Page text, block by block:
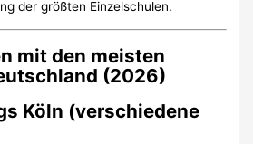
der größten Einzelschulen.
mit den meisten
(2026)
Köln (verschiedene